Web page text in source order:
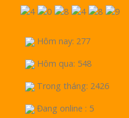
Hôm nay: 277
Hôm qua: 548
Trong tháng: 2426
Đang online : 5